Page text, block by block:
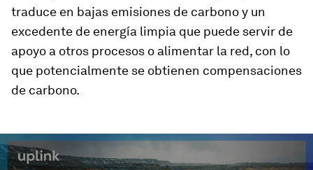
traduce en bajas emisiones de carbono y un
excedente de energía limpia que puede servir de
apoyo a otros procesos o alimentar la red, con lo
que potencialmente se obtienen compensaciones
de carbono.
seconds